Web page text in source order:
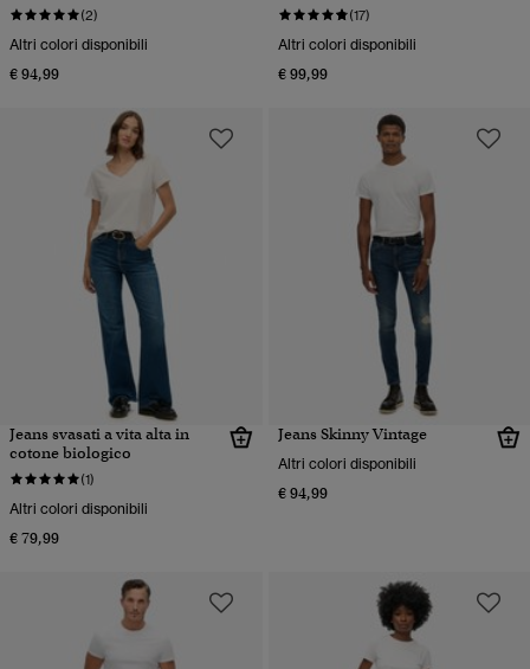
(2)
Altri colori disponibili
€ 94,99
(17)
Altri colori disponibili
€ 99,99
Jeans svasati a vita alta in
cotone biologico
(1)
Altri colori disponibili
€ 79,99
Jeans Skinny Vintage
Altri colori disponibili
€ 94,99